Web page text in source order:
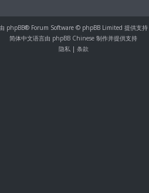
phpBB® Forum Software © phpBB Limited 提供支持
简体中文语言由 phpBB Chinese 制作并提供支持
隐私| 条款